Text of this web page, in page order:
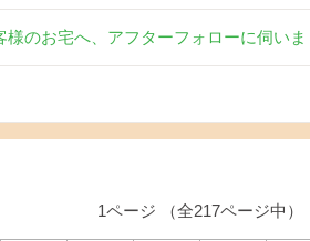
のお宅へ、アフターフォローに伺い
1ページ （全217ページ中）